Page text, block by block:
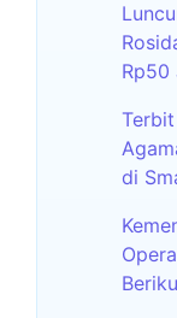
Rp50
di